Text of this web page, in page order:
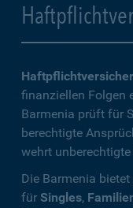
finanziellen Folgen
Barmenia prüft für
berechtigte
wehrt
Die Barmenia
für Singles,